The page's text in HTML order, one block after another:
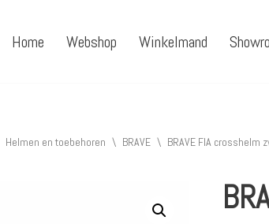
Home Webshop Winkelmand
Helmen en toebehoren \ BRAVE \ BRAVE FIA crosshelm